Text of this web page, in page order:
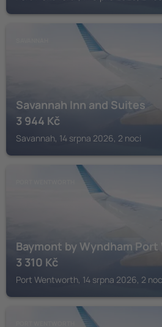
Savannah Inn and Suites
3 944 Kč
Savannah, 14 srpna 2026, 2 noci
Baymont by Wyndham
3 310 Kč
Port Wentworth, 14 srpna 2026, 2